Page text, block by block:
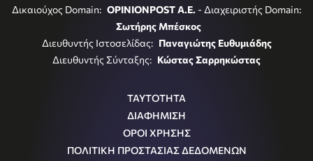
Δικαιούχος Domain: OPINIONPOST A.E. - Διαχειριστής Domain:
Σωτήρης Μπέσκος
Διευθυντής Ιστοσελίδας: Παναγιώτης Ευθυμιάδης
Διευθυντής Σύνταξης: Κώστας Σαρρηκώστας
ΤΑΥΤΟΤΗΤΑ
ΔΙΑΦΗΜΙΣΗ
ΟΡΟΙ ΧΡΗΣΗΣ
ΠΟΛΙΤΙΚΗ ΠΡΟΣΤΑΣΙΑΣ ΔΕΔΟΜΕΝΩΝ